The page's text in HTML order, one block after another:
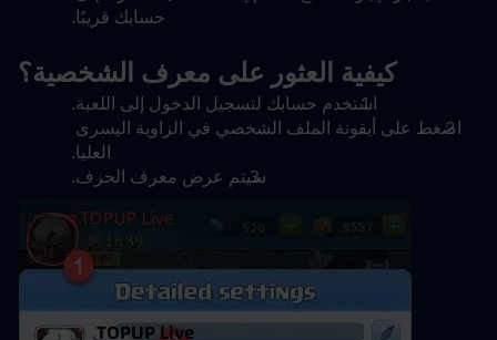
حسابك قريبًا.
كيفية العثور على معرف الشخصية؟
استخدم حسابك لتسجيل الدخول إلى اللعبة.
العليا.
سيتم عرض معرف الحرف.